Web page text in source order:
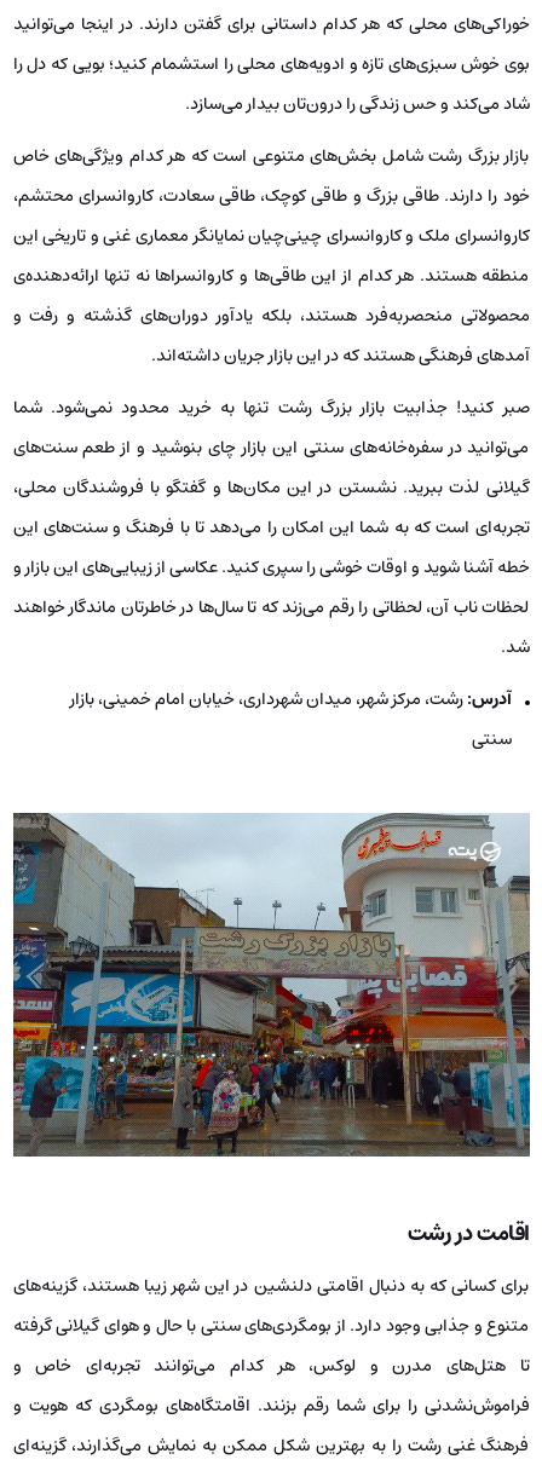
خوراکی‌های محلی که هر کدام داستانی برای گفتن دارند. در اینجا می‌توانید
بوی خوش سبزی‌های تازه و ادویه‌های محلی را استشمام کنید؛ بویی که دل را
شاد می‌کند و حس زندگی را درون‌تان بیدار می‌سازد.
بازار بزرگ رشت شامل بخش‌های متنوعی است که هر کدام ویژگی‌های خاص
خود را دارند. طاقی بزرگ و طاقی کوچک، طاقی سعادت، کاروانسرای محتشم،
کاروانسرای ملک و کاروانسرای چینی‌چیان نمایانگر معماری غنی و تاریخی این
منطقه هستند. هر کدام از این طاقی‌ها و کاروانسراها نه تنها ارائه‌دهنده‌ی
محصولاتی منحصربه‌فرد هستند، بلکه یادآور دوران‌های گذشته و رفت و
آمدهای فرهنگی هستند که در این بازار جریان داشته‌اند.
صبر کنید! جذابیت بازار بزرگ رشت تنها به خرید محدود نمی‌شود. شما
می‌توانید در سفره‌خانه‌های سنتی این بازار چای بنوشید و از طعم سنت‌های
گیلانی لذت ببرید. نشستن در این مکان‌ها و گفتگو با فروشندگان محلی،
تجربه‌ای است که به شما این امکان را می‌دهد تا با فرهنگ و سنت‌های این
خطه آشنا شوید و اوقات خوشی را سپری کنید. عکاسی از زیبایی‌های این بازار و
لحظات ناب آن، لحظاتی را رقم می‌زند که تا سال‌ها در خاطرتان ماندگار خواهند
شد.
آدرس:رشت، مرکز شهر، میدان شهرداری، خیابان امام خمینی، بازار
سنتی
اقامت در رشت
برای کسانی که به دنبال اقامتی دلنشین در این شهر زیبا هستند، گزینه‌های
متنوع و جذابی وجود دارد. از بومگردی‌های سنتی با حال و هوای گیلانی گرفته
تا هتل‌های مدرن و لوکس، هر کدام می‌توانند تجربه‌ای خاص و
فراموش‌نشدنی را برای شما رقم بزنند. اقامتگاه‌های بومگردی که هویت و
فرهنگ غنی رشت را به بهترین شکل ممکن به نمایش می‌گذارند، گزینه‌ای